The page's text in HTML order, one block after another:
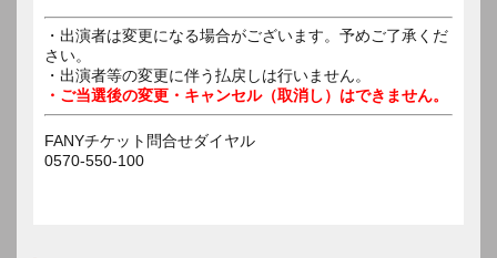
・出演者は変更になる場合がございます。予めご了承くだ
さい。
・出演者等の変更に伴う払戻しは行いません。
・ご当選後の変更・キャンセル（取消し）はできません。
FANYチケット問合せダイヤル
0570-550-100